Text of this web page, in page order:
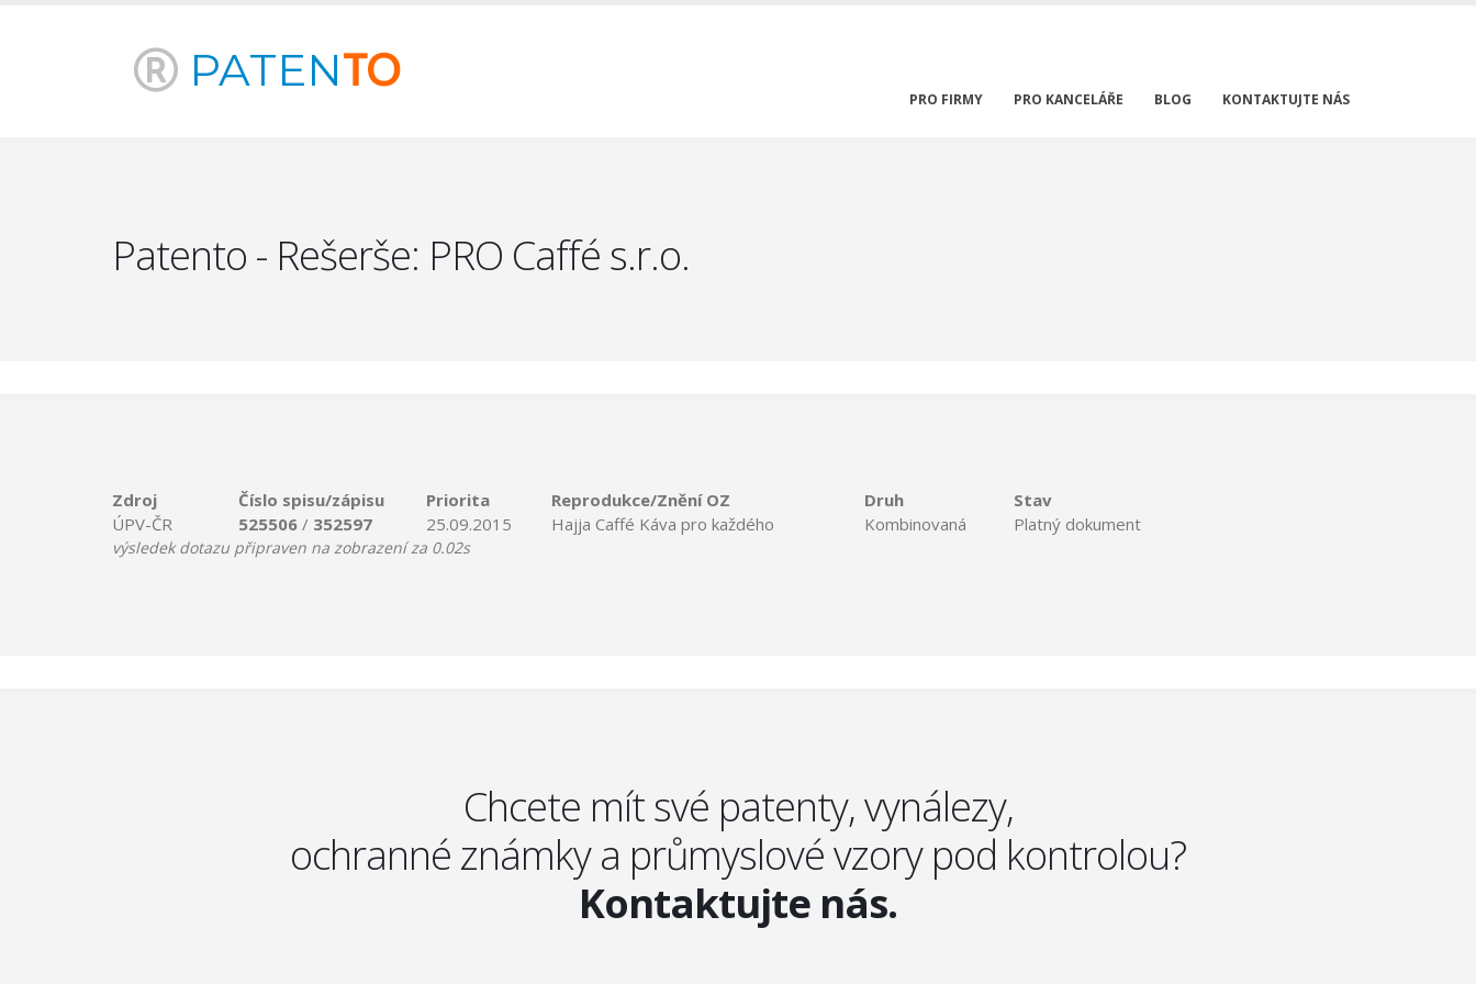
PATENTO
PRO FIRMY PRO KANCELÁŘE BLOG KONTAKTUJTE NÁS
Patento - Rešerše: PRO Caffé s.r.o.
Zdroj Číslo spisu/zápisu Priorita Reprodukce/Znění OZ Druh
Stav
ÚPV-ČR
525506 / 352597 25.09.2015 Hajja Caffé Káva pro každého Kombinovaná Platný dokument
výsledek dotazu připraven na zobrazení za 0.02s
Chcete mít své patenty, vynálezy,
ochranné známky a průmyslové vzory pod kontrolou?
Kontaktujte nás.